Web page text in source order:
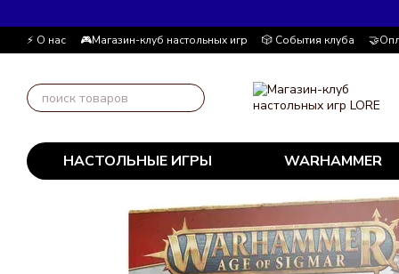
⚡ О нас 🎮Магазин-клуб настольных игр 🎲 События клуба
Автор блога
📰 Пользовательское соглашение 💸
НАСТОЛЬНЫЕ ИГРЫ WARHAMMER